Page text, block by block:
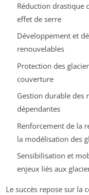
Réduction drastique
effet de serre
Développement et
renouvelables
Protection des
couverture
Gestion durable des
dépendantes
Renforcement de la
la modélisation des
Sensibilisation et
enjeux liés aux
Le succès repose sur la